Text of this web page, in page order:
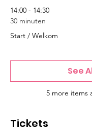
14:00 - 14:30
30 minuten
Start / Welkom
5 more items
See
Tickets